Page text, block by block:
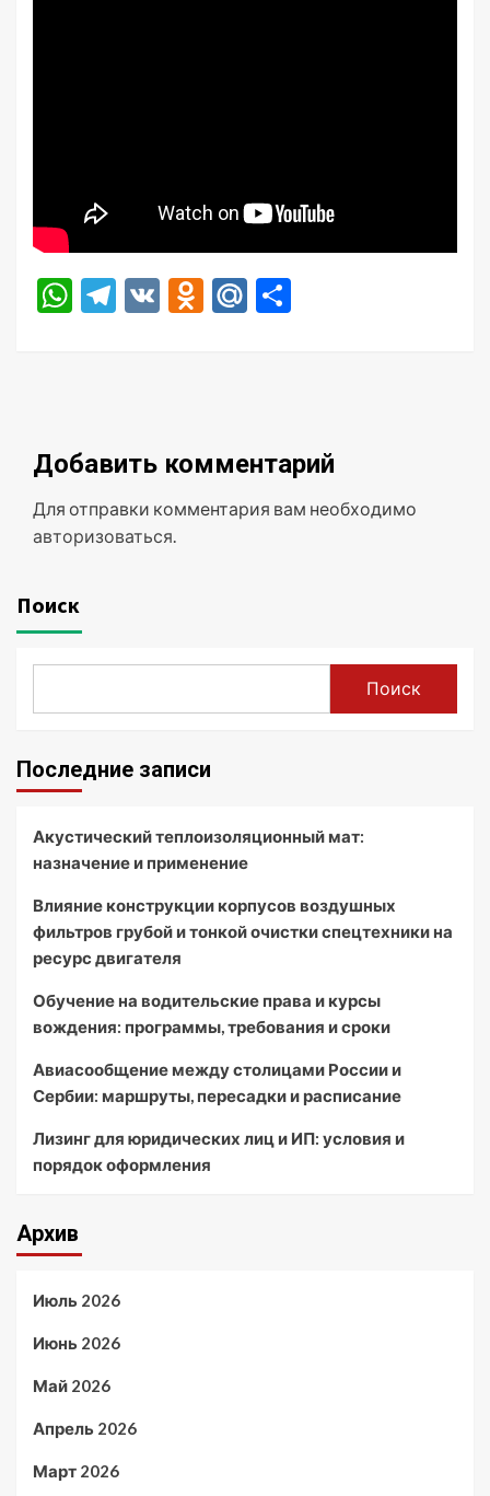
WhatsApp
Telegram
VK Odnoklassniki
Mail.Ru
Добавить комментарий
Для отправки комментария вам необходимо
авторизоваться
Поиск
Поиск
Последние записи
Акустический теплоизоляционный мат:
назначение и применение
Влияние конструкции корпусов воздушных
фильтров грубой и тонкой очистки спецтехники на
ресурс двигателя
Обучение на водительские права и курсы
вождения: программы, требования и сроки
Авиасообщение между столицами России и
Сербии: маршруты, пересадки и расписание
Лизинг для юридических лиц и ИП: условия и
порядок оформления
Архив
Июль 2026
Июнь 2026
Май 2026
Апрель 2026
Март 2026